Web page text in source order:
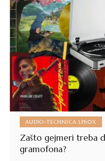
AUDIO-TECHNICA LP60X
Zašto gejmeri treba
gramofona?